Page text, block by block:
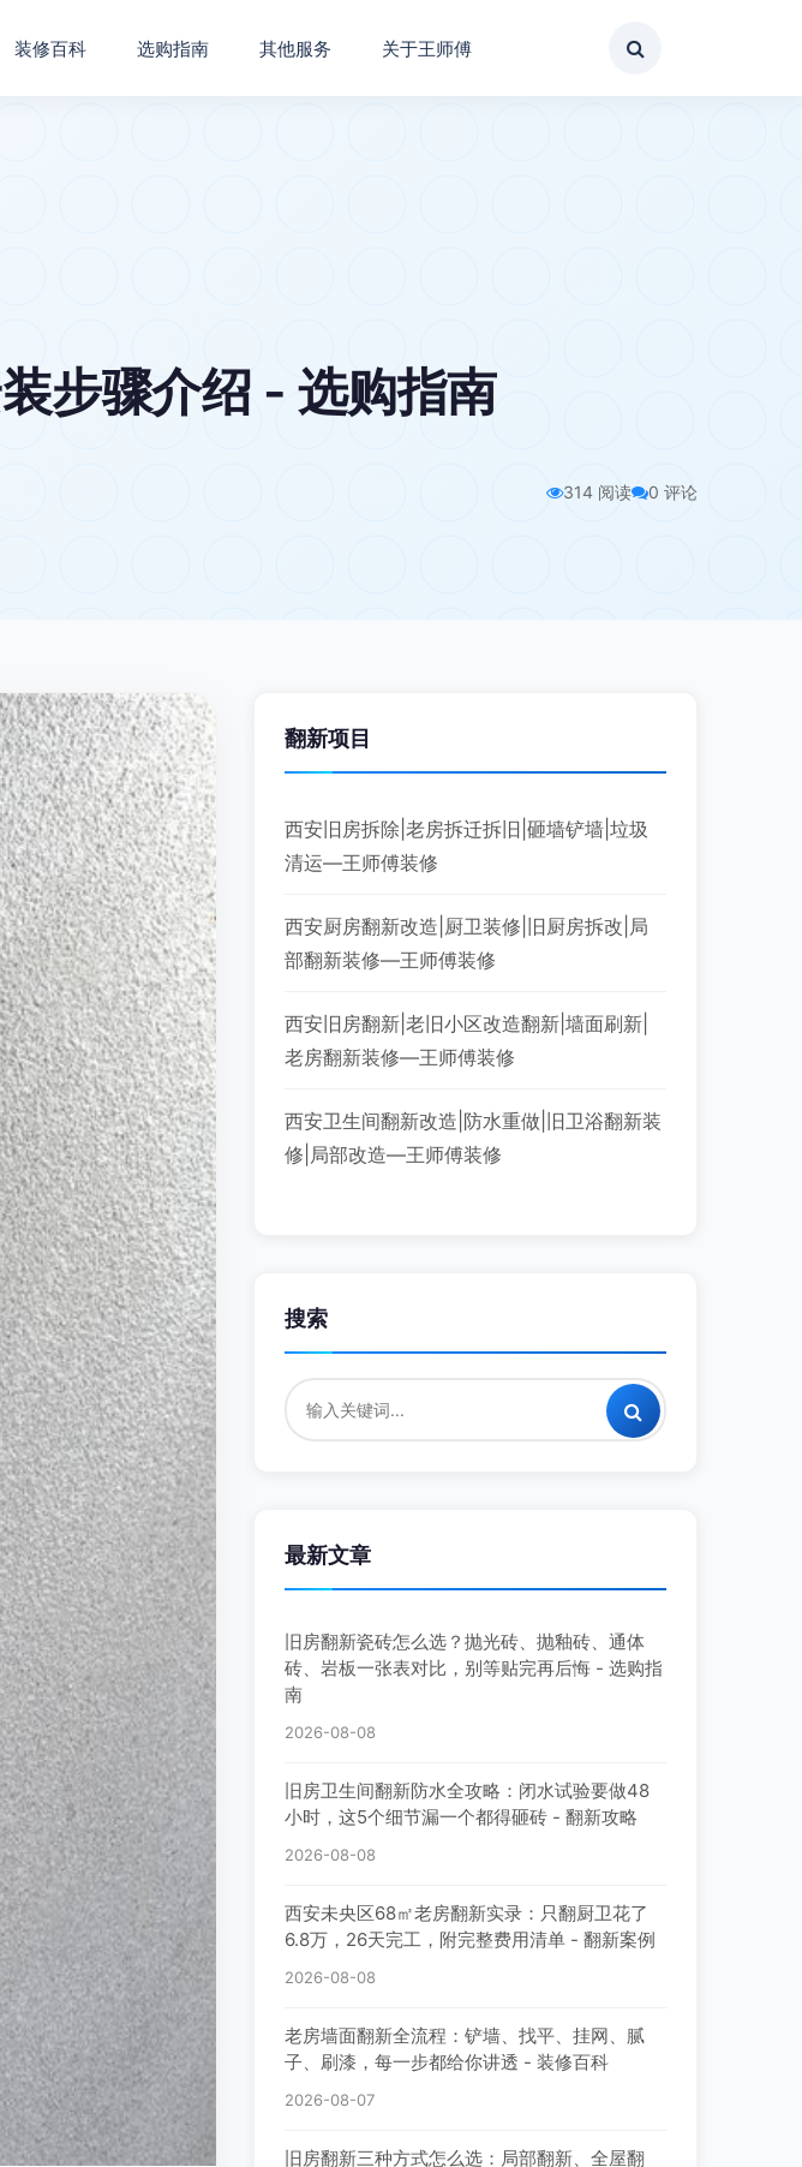
装修百科 选购指南 其他服务 关于王师傅
步骤介绍 - 选购指南
314 阅读 0 评论
翻新项目
西安旧房拆除|老房拆迁拆旧|砸墙铲墙|垃圾
清运—王师傅装修
西安厨房翻新改造|厨卫装修|旧厨房拆改|局
部翻新装修—王师傅装修
西安旧房翻新|老旧小区改造翻新|墙面刷新|
老房翻新装修—王师傅装修
西安卫生间翻新改造|防水重做|旧卫浴翻新装
修|局部改造—王师傅装修
搜索
最新文章
旧房翻新瓷砖怎么选？抛光砖、抛釉砖、通体
砖、岩板一张表对比，别等贴完再后悔 - 选购指
南
2026-08-08
旧房卫生间翻新防水全攻略：闭水试验要做48
小时，这5个细节漏一个都得砸砖 - 翻新攻略
2026-08-08
西安未央区68㎡老房翻新实录：只翻厨卫花了
6.8万，26天完工，附完整费用清单 - 翻新案例
2026-08-08
老房墙面翻新全流程：铲墙、找平、挂网、腻
子、刷漆，每一步都给你讲透 - 装修百科
2026-08-07
旧房翻新三种方式怎么选：局部翻新、全屋翻